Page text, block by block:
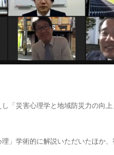
「災害心理学と地域防災力の向
」学術的に解説いただいたほか